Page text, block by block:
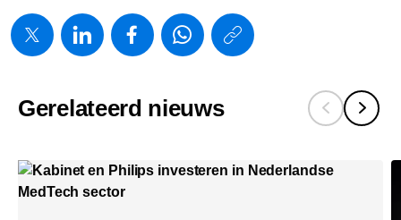
https://
ontvangt-
5-
Gerelateerd nieuws